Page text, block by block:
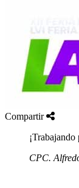
Compartir
CPC.